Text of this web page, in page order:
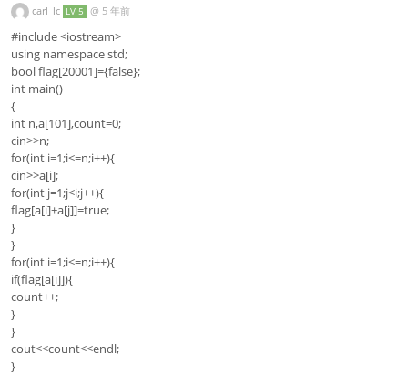
carl_lc LV 5 @ 5 年前
#include <iostream>
using namespace std;
bool flag[20001]={false};
int main()
{
int n,a[101],count=0;
cin>>n;
for(int i=1;i<=n;i++){
cin>>a[i];
for(int j=1;j<i;j++){
flag[a[i]+a[j]]=true;
}
}
for(int i=1;i<=n;i++){
if(flag[a[i]]){
count++;
}
}
cout<<count<<endl;
}